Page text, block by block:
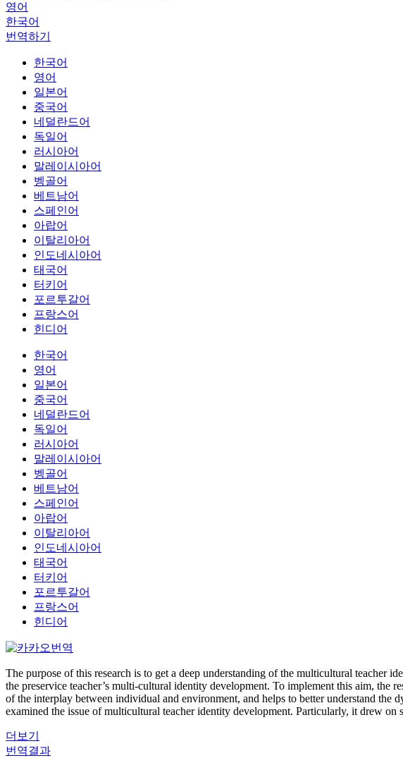
영어
한국어
번역하기
한국어
영어
일본어
중국어
네덜란드어
독일어
러시아어
말레이시아어
벵골어
베트남어
스페인어
아랍어
이탈리아어
인도네시아어
태국어
터키어
포르투갈어
프랑스어
힌디어
한국어
영어
일본어
중국어
네덜란드어
독일어
러시아어
말레이시아어
벵골어
베트남어
스페인어
아랍어
이탈리아어
인도네시아어
태국어
터키어
포르투갈어
프랑스어
힌디어
The purpose of this research is to get a deep understanding of the multicultural teacher
the preservice teacher’s multi-cultural identity development. To implement this aim, the
of the interplay between individual and environment, and helps to better understand the
examined the issue of multicultural teacher identity development. Particularly, it drew
더보기
번역결과